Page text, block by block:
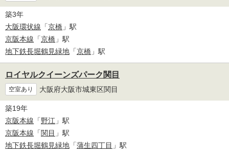
築3年
大阪環状線 「京橋 」駅
京阪本線 「京橋 」駅
地下鉄長堀鶴見緑地 「京橋 」駅
ロイヤルクイーンズパーク関目
空室あり 大阪府大阪市城東区関目
築19年
京阪本線 「野江 」駅
京阪本線 「関目 」駅
地下鉄長堀鶴見緑地 「蒲生四丁目 」駅